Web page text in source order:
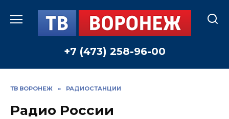
содержанию
+7 (473) 258-96-00
ТВ ВОРОНЕЖ » РАДИОСТАНЦИИ
Радио России